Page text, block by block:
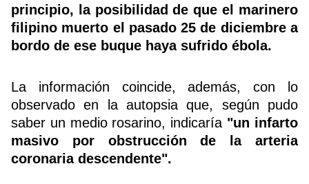
principio, la posibilidad de que el marinero
filipino muerto el pasado 25 de diciembre a
bordo de ese buque haya sufrido ébola.
La información coincide, además, con lo
observado en la autopsia que, según pudo
saber un medio rosarino, indicaría "un infarto
masivo por obstrucción de la arteria
coronaria descendente".